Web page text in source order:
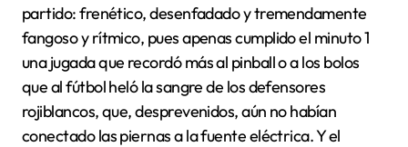
partido: frenético, desenfadado y tremendamente
fangoso y rítmico, pues apenas cumplido el minuto 1
una jugada que recordó más al pinball o a los bolos
que al fútbol heló la sangre de los defensores
rojiblancos, que, desprevenidos, aún no habían
conectado las piernas a la fuente eléctrica. Y el